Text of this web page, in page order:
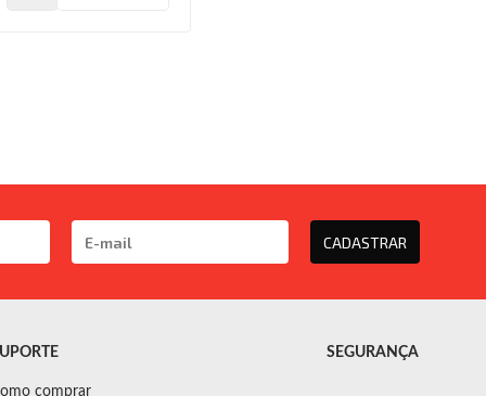
CADASTRAR
comprar
SEGURANÇA